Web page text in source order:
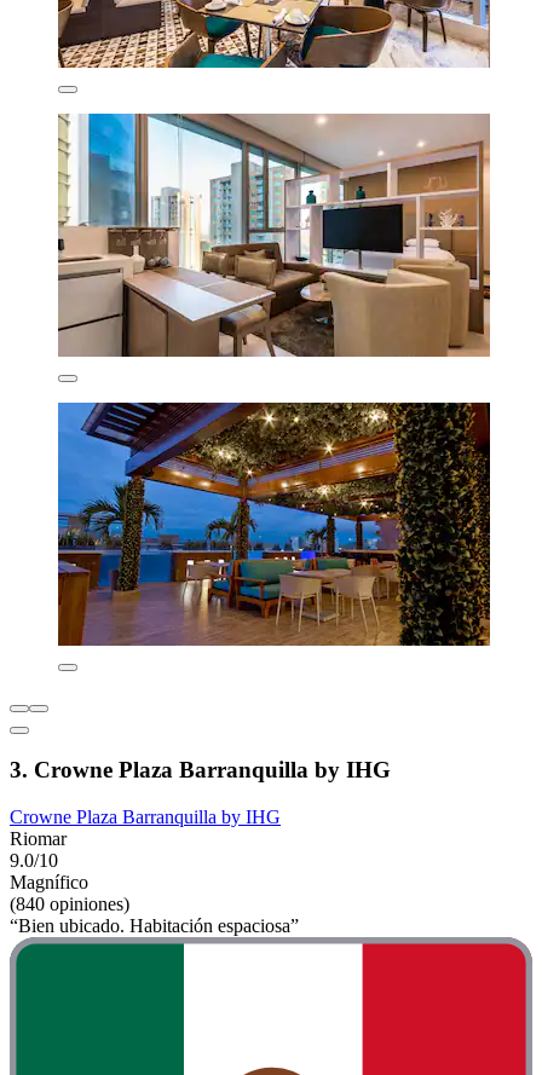
3. Crowne Plaza Barranquilla by IHG
Crowne Plaza Barranquilla by IHG
Riomar
9.0/10
Magnífico
(840 opiniones)
“Bien ubicado. Habitación espaciosa”